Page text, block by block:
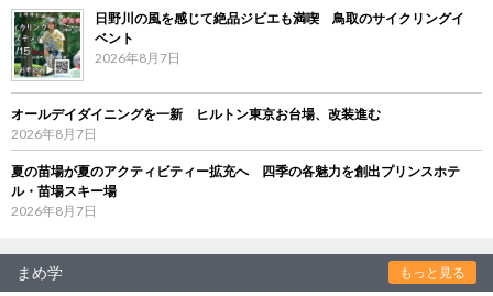
日野川の風を感じて絶品ジビエも満喫 鳥取のサイクリングイ
ベント
2026年8月7日
オールデイダイニングを一新 ヒルトン東京お台場、改装進む
2026年8月7日
夏の苗場が夏のアクティビティー拡充へ 四季の各魅力を創出プリンスホテ
ル・苗場スキー場
2026年8月7日
まめ学 もっと見る